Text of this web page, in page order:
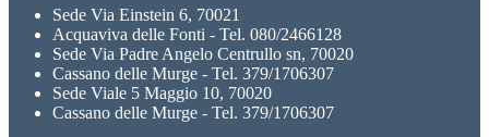
Sede Via Einstein 6, 70021
Acquaviva delle Fonti - Tel. 080/2466128
Sede Via Padre Angelo Centrullo sn, 70020
Cassano delle Murge - Tel. 379/1706307
Sede Viale 5 Maggio 10, 70020
Cassano delle Murge - Tel. 379/1706307